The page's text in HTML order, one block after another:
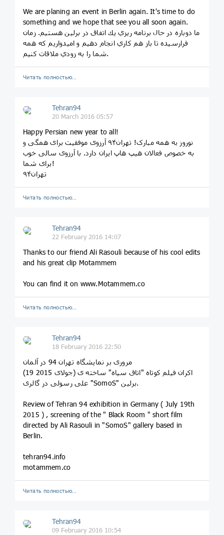
We are planing an event in Berlin again. It's time to do
something and we hope that see you all soon again.
ما دوباره در حال برنامه ريزي يك اتفاق در برلين هستيم. زمان
فرارسيده تا باز هم كاري انجام دهيم و اميدواريم كه همه
شما را به زودي ملاقات كنيم.
Читать полностью…
Tehran94
20 March 2016 05:57
Happy Persian new year to all!
نوروز به همه مبارک! تهران۹۴ آرزوی موفقیت برای همگی و
به خصوص فعالان هیپ هاپ ایران دارد. با آرزوی سالی خوب
برای شما!
تهران۹۴
Читать полностью…
Tehran94
22 February 2016 14:07
Thanks to our friend Ali Rasouli because of his cool edits
and his great clip Motammem
You can find it on www.Motammem.co
Читать полностью…
Tehran94
18 February 2016 22:50
مروری بر نمایشگاه تهران 94 در آلمان
(19 جولای 2015) اکران فیلم کوتاه "اتاق سیاه" ساخته ی
علی رسولی در گالری "SomoS" برلین.
Review of Tehran 94 exhibition in Germany ( July 19th
2015 ) , screening of the " Black Room " short film
directed by Ali Rasouli in "SomoS" gallery based in
Berlin.
tehran94.info
motammem.co
Читать полностью…
Tehran94
09 February 2016 10:54